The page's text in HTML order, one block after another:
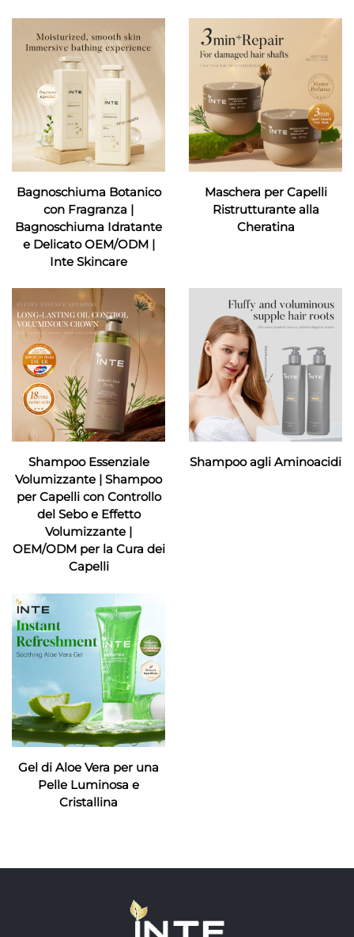
Bagnoschiuma Botanico
con Fragranza |
Bagnoschiuma Idratante
e Delicato OEM/ODM |
Inte Skincare
Maschera per Capelli
Ristrutturante alla
Cheratina
Shampoo Essenziale
Volumizzante | Shampoo
per Capelli con Controllo
del Sebo e Effetto
Volumizzante |
OEM/ODM per la Cura dei
Capelli
Shampoo agli Aminoacidi
Gel di Aloe Vera per una
Pelle Luminosa e
Cristallina